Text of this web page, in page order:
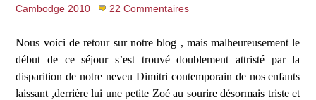
Cambodge 2010
22 Commentaires
Nous voici de retour sur notre blog , mais malheureusement le
début de ce séjour s’est trouvé doublement attristé par la
disparition de notre neveu Dimitri contemporain de nos enfants
laissant ,derrière lui une petite Zoé au sourire désormais triste et